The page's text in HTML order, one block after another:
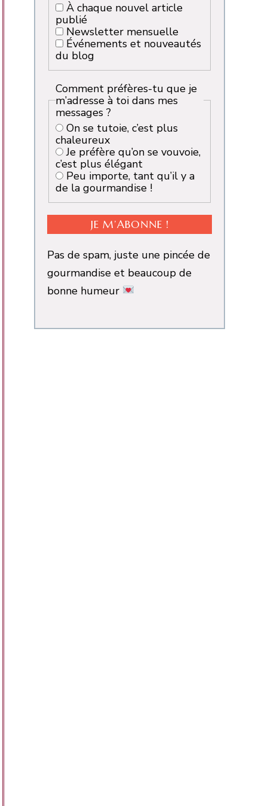
À chaque nouvel article
publié
Newsletter mensuelle
Événements et nouveautés
du blog
Comment préfères-tu que je
m’adresse à toi dans mes
messages ?
On se tutoie, c’est plus
chaleureux
Je préfère qu’on se vouvoie,
c’est plus élégant
de la gourmandise !
Pas de spam, juste une pincée de
gourmandise et beaucoup de
bonne humeur